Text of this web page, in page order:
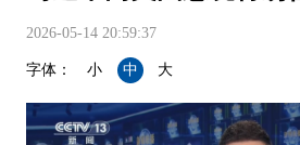
2026-05-14 20:59:37
字体： 小 中 大